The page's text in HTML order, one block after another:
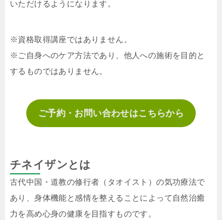
いただけるようになります。
※資格取得講座ではありません。
※ご自身へのケア方法であり、他人への施術を目的と
するものではありません。
ご予約・お問い合わせはこちらから
チネイザンとは
古代中国・道教の修行者（タオイスト）の気功療法で
あり、身体機能と感情を整えることによって自然治癒
力を高め心身の健康を目指すものです。